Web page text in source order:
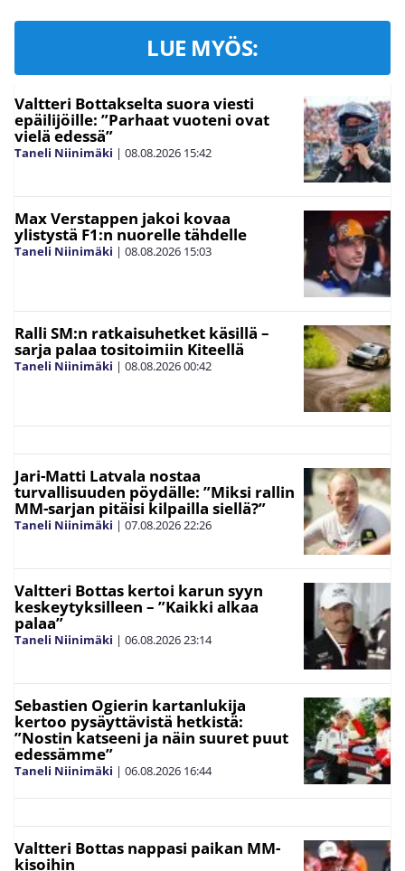
LUE MYÖS:
Valtteri Bottakselta suora viesti
epäilijöille: ”Parhaat vuoteni ovat
vielä edessä”
Taneli Niinimäki | 08.08.2026 15:42
Max Verstappen jakoi kovaa
ylistystä F1:n nuorelle tähdelle
Taneli Niinimäki | 08.08.2026 15:03
Ralli SM:n ratkaisuhetket käsillä –
sarja palaa tositoimiin Kiteellä
Taneli Niinimäki | 08.08.202600:42
Jari-Matti Latvala nostaa
turvallisuuden pöydälle: ”Miksi rallin
MM-sarjan pitäisi kilpailla siellä?”
Taneli Niinimäki | 07.08.202622:26
Valtteri Bottas kertoi karun syyn
keskeytyksilleen – ”Kaikki alkaa
palaa”
Taneli Niinimäki | 06.08.202623:14
Sebastien Ogierin kartanlukija
kertoo pysäyttävistä hetkistä:
”Nostin katseeni ja näin suuret puut
edessämme”
Taneli Niinimäki | 06.08.2026 16:44
Valtteri Bottas nappasi paikan MM-
kisoihin